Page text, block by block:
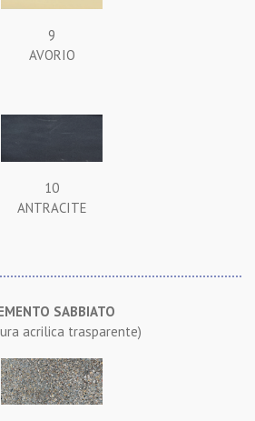
9
AVORIO
10
ANTRACITE
SABBIATO
acrilica trasparente)